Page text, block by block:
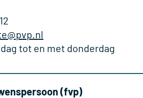
tot en met donderdag
(fvp)